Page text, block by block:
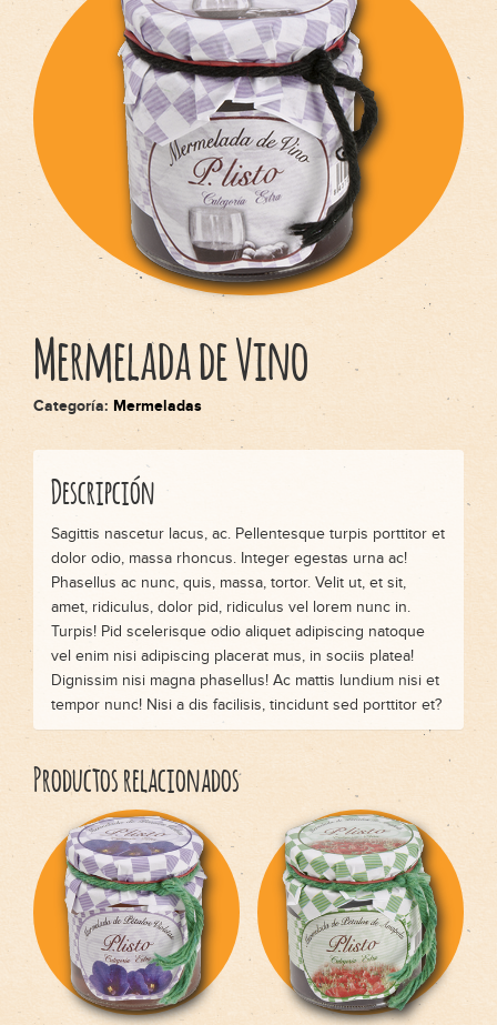
Español
English
Italiano
Français
Mermelada de Vino
Categoría: Mermeladas
Descripción
Sagittis nascetur lacus, ac. Pellentesque turpis porttitor et
dolor odio, massa rhoncus. Integer egestas urna ac!
Phasellus ac nunc, quis, massa, tortor. Velit ut, et sit,
amet, ridiculus, dolor pid, ridiculus vel lorem nunc in.
Turpis! Pid scelerisque odio aliquet adipiscing natoque
vel enim nisi adipiscing placerat mus, in sociis platea!
Dignissim nisi magna phasellus! Ac mattis lundium nisi et
tempor nunc! Nisi a dis facilisis, tincidunt sed porttitor et?
Productos relacionados